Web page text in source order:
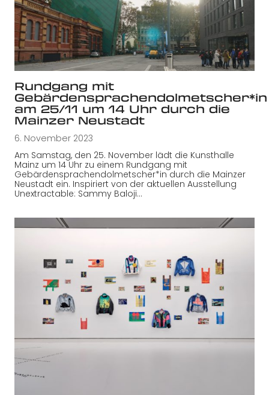
Rundgang mit
Gebärdensprachendolmetscher*in
am 25/11 um 14 Uhr durch die
Mainzer Neustadt
6. November 2023
Am Samstag, den 25. November lädt die Kunsthalle
Mainz um 14 Uhr zu einem Rundgang mit
Gebärdensprachendolmetscher*in durch die Mainzer
Neustadt ein. Inspiriert von der aktuellen Ausstellung
Unextractable: Sammy Baloji…